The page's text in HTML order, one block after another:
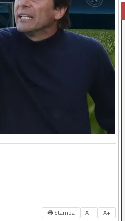
🖶 Stampa A− A+